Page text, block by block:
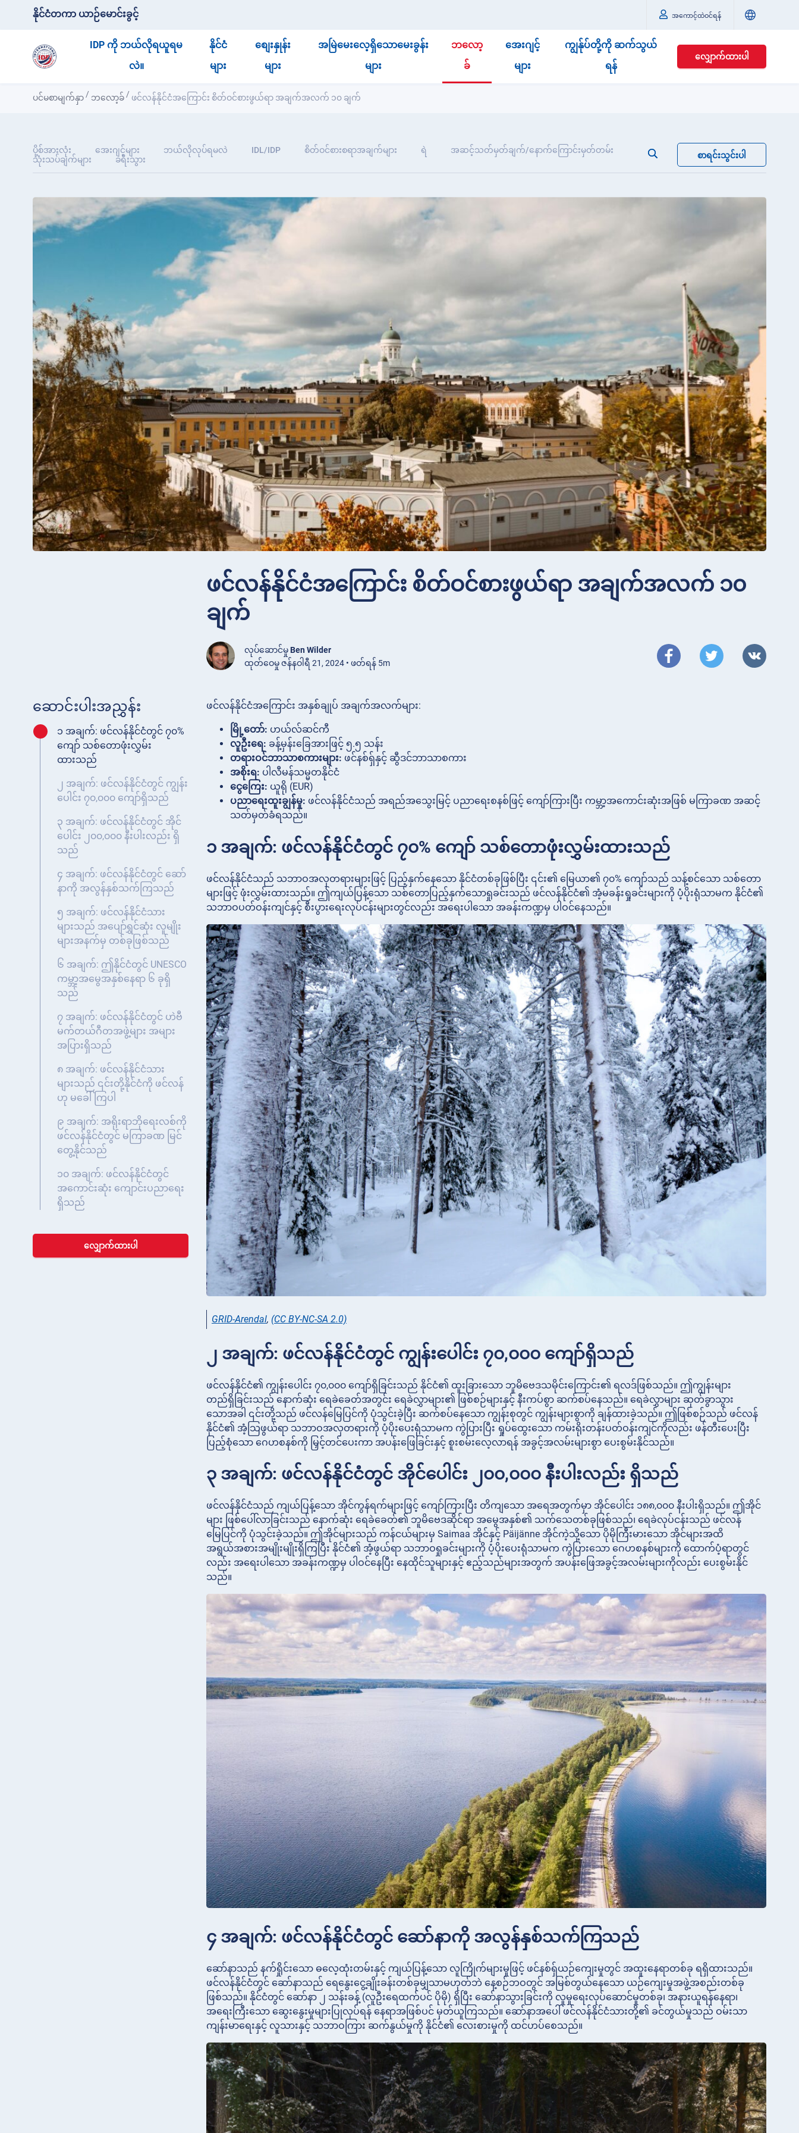
နိုင်ငံတကာ ယာဉ်မောင်းခွင့် အကောင့်ထဲဝင်ရန်
IDP ကို ဘယ်လိုရယူရမ
လဲ။
နိုင်ငံ
များ
စျေးနှုန်း
များ
အမြဲမေးလေ့ရှိသောမေးခွန်း
များ
ဘလော့
ခ်
အေးဂျင့်
များ
ကျွန်ုပ်တို့ကို ဆက်သွယ်
ရန်
လျှောက်ထားပါ
ပင်မစာမျက်နှာ / ဘလော့ခ် / ဖင်လန်နိုင်ငံအကြောင်း စိတ်ဝင်စားဖွယ်ရာ အချက်အလက် ၁၀ ချက်
ပို့စ်အားလုံး အေးဂျင့်များ ဘယ်လိုလုပ်ရမလဲ IDL/IDP စိတ်ဝင်စားစရာအချက်များ ရဲ
အဆင့်သတ်မှတ်ချက်/နောက်ကြောင်းမှတ်တမ်း
သုံးသပ်ချက်များ
ခရီးသွား စာရင်းသွင်းပါ
ဖင်လန်နိုင်ငံအကြောင်း စိတ်ဝင်စားဖွယ်ရာ အချက်အလက် ၁၀
ချက်
လုပ်ဆောင်မှု Ben Wilder
ထုတ်ဝေမှု ဇန်နဝါရီ 21, 2024 • ဖတ်ရန် 5m
ဆောင်းပါးအညွှန်း
၁ အချက်: ဖင်လန်နိုင်ငံတွင် ၇၀%
ကျော် သစ်တောဖုံးလွှမ်း
ထားသည်
၂ အချက်: ဖင်လန်နိုင်ငံတွင် ကျွန်း
ပေါင်း ၇၀,၀၀၀ ကျော်ရှိသည်
၃ အချက်: ဖင်လန်နိုင်ငံတွင် အိုင်
ပေါင်း ၂၀၀,၀၀၀ နီးပါးလည်း ရှိ
သည်
၄ အချက်: ဖင်လန်နိုင်ငံတွင် ဆော်
နာကို အလွန်နှစ်သက်ကြသည်
၅ အချက်: ဖင်လန်နိုင်ငံသား
များသည် အပျော်ရွှင်ဆုံး လူမျိုး
များအနက်မှ တစ်ခုဖြစ်သည်
၆ အချက်: ဤနိုင်ငံတွင် UNESCO
ကမ္ဘာ့အမွေအနှစ်နေရာ ၆ ခုရှိ
သည်
၇ အချက်: ဖင်လန်နိုင်ငံတွင် ဟဲဗီ
မက်တယ်ဂီတအဖွဲ့များ အများ
အပြားရှိသည်
၈ အချက်: ဖင်လန်နိုင်ငံသား
များသည် ၎င်းတို့နိုင်ငံကို ဖင်လန်
ဟု မခေါ်ကြပါ
၉ အချက်: အရိုးရာဘိုရေးလစ်ကို
ဖင်လန်နိုင်ငံတွင် မကြာခဏ မြင်
တွေ့နိုင်သည်
၁၀ အချက်: ဖင်လန်နိုင်ငံတွင်
အကောင်းဆုံး ကျောင်းပညာရေး
ရှိသည်
လျှောက်ထားပါ
ဖင်လန်နိုင်ငံအကြောင်း အနှစ်ချုပ် အချက်အလက်များ:
မြို့တော်: ဟယ်လ်ဆင်ကီ
လူဦးရေ: ခန့်မှန်းခြေအားဖြင့် ၅.၅ သန်း
တရားဝင်ဘာသာစကားများ: ဖင်နစ်ရှ်နှင့် ဆွီဒင်ဘာသာစကား
အစိုးရ: ပါလီမန်သမ္မတနိုင်ငံ
ငွေကြေး: ယူရို (EUR)
ပညာရေးထူးချွန်မှု: ဖင်လန်နိုင်ငံသည် အရည်အသွေးမြင့် ပညာရေးစနစ်ဖြင့် ကျော်ကြားပြီး ကမ္ဘာ့အကောင်းဆုံးအဖြစ် မကြာခဏ အဆင့်
သတ်မှတ်ခံရသည်။
၁ အချက်: ဖင်လန်နိုင်ငံတွင် ၇၀% ကျော် သစ်တောဖုံးလွှမ်းထားသည်
ဖင်လန်နိုင်ငံသည် သဘာဝအလှတရားများဖြင့် ပြည့်နှက်နေသော နိုင်ငံတစ်ခုဖြစ်ပြီး ၎င်း၏ မြေယာ၏ ၇၀% ကျော်သည် သန့်စင်သော သစ်တော
များဖြင့် ဖုံးလွှမ်းထားသည်။ ဤကျယ်ပြန့်သော သစ်တောပြည့်နှက်သောရှုခင်းသည် ဖင်လန်နိုင်ငံ၏ အံ့မခန်းရှုခင်းများကို ပံ့ပိုးရုံသာမက နိုင်ငံ၏
သဘာဝပတ်ဝန်းကျင်နှင့် စီးပွားရေးလုပ်ငန်းများတွင်လည်း အရေးပါသော အခန်းကဏ္ဍမှ ပါဝင်နေသည်။
GRID-Arendal, (CC BY-NC-SA 2.0)
၂ အချက်: ဖင်လန်နိုင်ငံတွင် ကျွန်းပေါင်း ၇၀,၀၀၀ ကျော်ရှိသည်
ဖင်လန်နိုင်ငံ၏ ကျွန်းပေါင်း ၇၀,၀၀၀ ကျော်ရှိခြင်းသည် နိုင်ငံ၏ ထူးခြားသော ဘူမိဗေဒသမိုင်းကြောင်း၏ ရလဒ်ဖြစ်သည်။ ဤကျွန်းများ
တည်ရှိခြင်းသည် နောက်ဆုံး ရေခဲခေတ်အတွင်း ရေခဲလွှာများ၏ ဖြစ်စဉ်များနှင့် နီးကပ်စွာ ဆက်စပ်နေသည်။ ရေခဲလွှာများ ဆုတ်ခွာသွား
သောအခါ ၎င်းတို့သည် ဖင်လန်မြေပြင်ကို ပုံသွင်းခဲ့ပြီး ဆက်စပ်နေသော ကျွန်းစုတွင် ကျွန်းများစွာကို ချန်ထားခဲ့သည်။ ဤဖြစ်စဉ်သည် ဖင်လန်
နိုင်ငံ၏ အံ့သြဖွယ်ရာ သဘာဝအလှတရားကို ပံ့ပိုးပေးရုံသာမက ကွဲပြားပြီး ရှုပ်ထွေးသော ကမ်းရိုးတန်းပတ်ဝန်းကျင်ကိုလည်း ဖန်တီးပေးပြီး
ပြည့်စုံသော ဂေဟစနစ်ကို မြှင့်တင်ပေးကာ အပန်းဖြေခြင်းနှင့် စူးစမ်းလေ့လာရန် အခွင့်အလမ်းများစွာ ပေးစွမ်းနိုင်သည်။
၃ အချက်: ဖင်လန်နိုင်ငံတွင် အိုင်ပေါင်း ၂၀၀,၀၀၀ နီးပါးလည်း ရှိသည်
ဖင်လန်နိုင်ငံသည် ကျယ်ပြန့်သော အိုင်ကွန်ရက်များဖြင့် ကျော်ကြားပြီး တိကျသော အရေအတွက်မှာ အိုင်ပေါင်း ၁၈၈,၀၀၀ နီးပါးရှိသည်။ ဤအိုင်
များ ဖြစ်ပေါ်လာခြင်းသည် နောက်ဆုံး ရေခဲခေတ်၏ ဘူမိဗေဒဆိုင်ရာ အမွေအနှစ်၏ သက်သေတစ်ခုဖြစ်သည်၊ ရေခဲလုပ်ငန်းသည် ဖင်လန်
မြေပြင်ကို ပုံသွင်းခဲ့သည်။ ဤအိုင်များသည် ကန်ငယ်များမှ Saimaa အိုင်နှင့် Päijänne အိုင်ကဲ့သို့သော ပိုမိုကြီးမားသော အိုင်များအထိ
အရွယ်အစားအမျိုးမျိုးရှိကြပြီး နိုင်ငံ၏ အံ့ဖွယ်ရာ သဘာဝရှုခင်းများကို ပံ့ပိုးပေးရုံသာမက ကွဲပြားသော ဂေဟစနစ်များကို ထောက်ပံ့ရာတွင်
လည်း အရေးပါသော အခန်းကဏ္ဍမှ ပါဝင်နေပြီး နေထိုင်သူများနှင့် ဧည့်သည်များအတွက် အပန်းဖြေအခွင့်အလမ်းများကိုလည်း ပေးစွမ်းနိုင်
သည်။
၄ အချက်: ဖင်လန်နိုင်ငံတွင် ဆော်နာကို အလွန်နှစ်သက်ကြသည်
ဆော်နာသည် နက်ရှိုင်းသော ဓလေ့ထုံးတမ်းနှင့် ကျယ်ပြန့်သော လူကြိုက်များမှုဖြင့် ဖင်နစ်ရှ်ယဉ်ကျေးမှုတွင် အထူးနေရာတစ်ခု ရရှိထားသည်။
ဖင်လန်နိုင်ငံတွင် ဆော်နာသည် ရေနွေးငွေ့ချိုးခန်းတစ်ခုမျှသာမဟုတ်ဘဲ နေ့စဉ်ဘဝတွင် အမြစ်တွယ်နေသော ယဉ်ကျေးမှုအဖွဲ့အစည်းတစ်ခု
ဖြစ်သည်။ နိုင်ငံတွင် ဆော်နာ ၂ သန်းခန့် (လူဦးရေထက်ပင် ပိုမို) ရှိပြီး ဆော်နာသွားခြင်းကို လူမှုရေးလုပ်ဆောင်မှုတစ်ခု၊ အနားယူရန်နေရာ၊
အရေးကြီးသော ဆွေးနွေးမှုများပြုလုပ်ရန် နေရာအဖြစ်ပင် မှတ်ယူကြသည်။ ဆော်နာအပေါ် ဖင်လန်နိုင်ငံသားတို့၏ ခင်တွယ်မှုသည် ဝမ်းသာ
ကျန်းမာရေးနှင့် လူသားနှင့် သဘာဝကြား ဆက်နွယ်မှုကို နိုင်ငံ၏ လေးစားမှုကို ထင်ဟပ်စေသည်။